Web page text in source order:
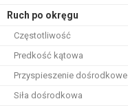
Ruch po okręgu
Częstotliwość
Predkość kątowa
Przyspieszenie dośrodkowe
Siła dośrodkowa